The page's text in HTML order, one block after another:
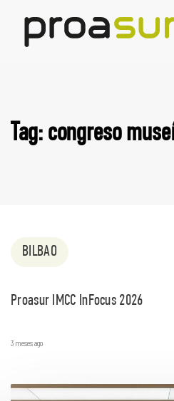
Tag: congreso
BILBAO
Proasur IMCC InFocus 2026
3 meses ago